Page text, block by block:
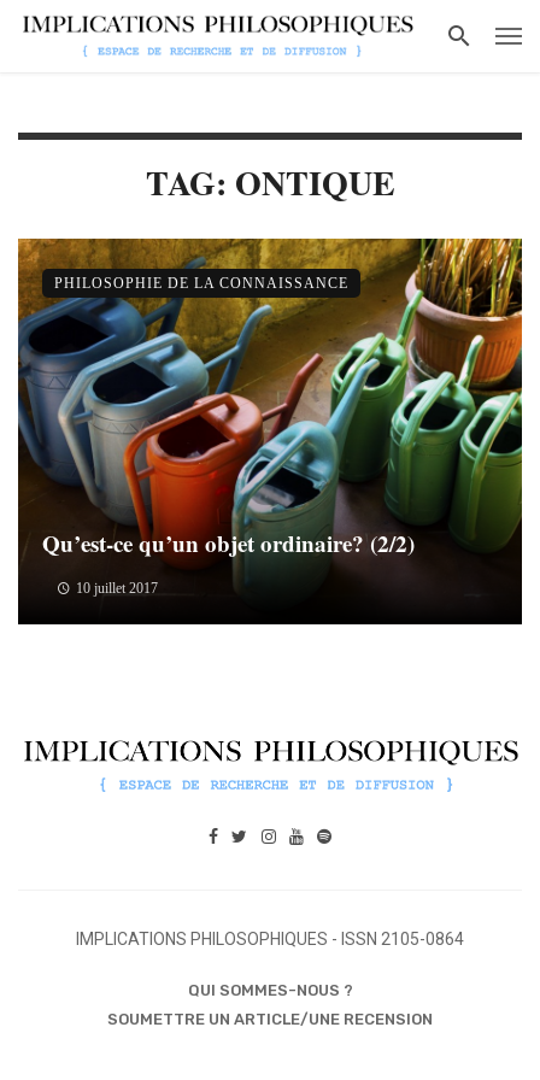
TAG: ONTIQUE
Qu’est-ce qu’un objet ordinaire? (2/2)
10 juillet 2017
PHILOSOPHIE DE LA CONNAISSANCE
IMPLICATIONS PHILOSOPHIQUES - ISSN 2105-0864
QUI SOMMES-NOUS ?
SOUMETTRE UN ARTICLE/UNE RECENSION